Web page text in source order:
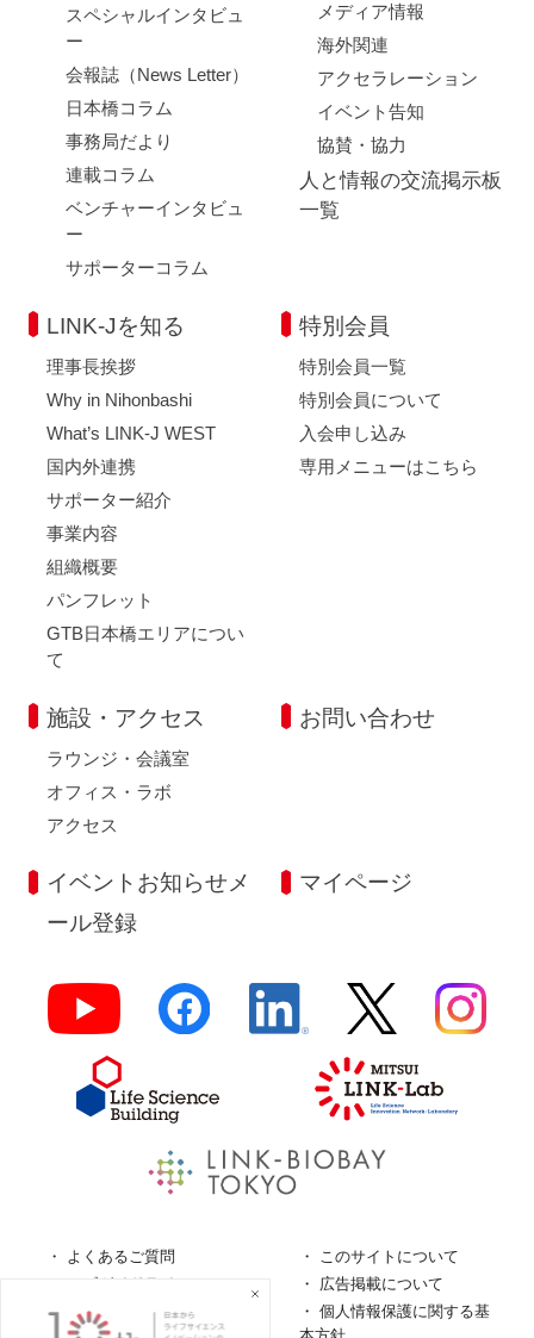
スペシャルインタビュ
ー
会報誌（News Letter）
日本橋コラム
事務局だより
連載コラム
ベンチャーインタビュ
ー
サポーターコラム
メディア情報
海外関連
アクセラレーション
イベント告知
協賛・協力
人と情報の交流掲示板
一覧
LINK-Jを知る
理事長挨拶
Why in Nihonbashi
What’s LINK-J WEST
国内外連携
サポーター紹介
事業内容
組織概要
パンフレット
GTB日本橋エリアについ
て
特別会員
特別会員一覧
特別会員について
入会申し込み
専用メニューはこちら
施設・アクセス
ラウンジ・会議室
オフィス・ラボ
アクセス
お問い合わせ
イベントお知らせメ
ール登録
マイページ
よくあるご質問
このサイトについて
ロゴガイドライン
広告掲載について
特定商取引法に基づく表
個人情報保護に関する基